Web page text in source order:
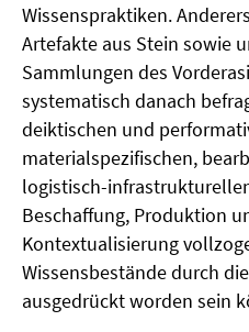
Wissenspraktiken.
Artefakte aus Stein sowie
Sammlungen des
systematisch danach
deiktischen und
materialspezifischen,
logistisch-
Beschaffung, Produktion
Kontextualisierung
Wissensbestände durch
ausgedrückt worden sein